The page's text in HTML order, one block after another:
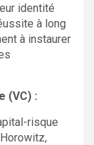
identité
à long
à instaurer
(VC) :
risque